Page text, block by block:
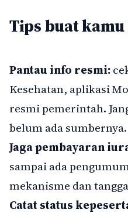
Tips buat
Pantau info resmi:
Kesehatan, aplikasi
resmi pemerintah.
belum ada sumbernya.
Jaga pembayaran
sampai ada
mekanisme dan
Catat status